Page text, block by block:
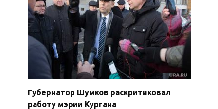
Губернатор Шумков раскритиковал
работу мэрии Кургана